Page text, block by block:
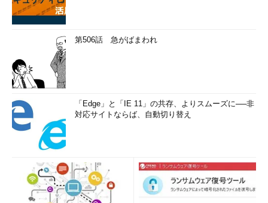
第506話 急がばまわれ
「Edge」と「IE 11」の共存、よりスムーズに──非
対応サイトならば、自動切り替え